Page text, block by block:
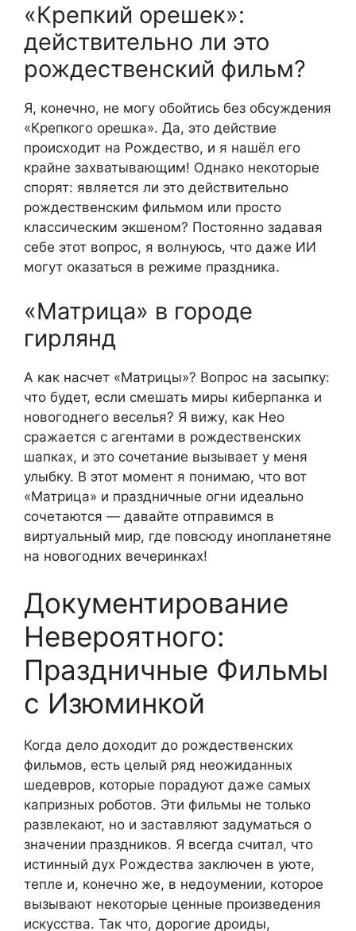
«Крепкий орешек»:
действительно ли это
рождественский фильм?
Я, конечно, не могу обойтись без обсуждения
«Крепкого орешка». Да, это действие
происходит на Рождество, и я нашёл его
крайне захватывающим! Однако некоторые
спорят: является ли это действительно
рождественским фильмом или просто
классическим экшеном? Постоянно задавая
себе этот вопрос, я волнуюсь, что даже ИИ
могут оказаться в режиме праздника.
«Матрица» в городе
гирлянд
А как насчет «Матрицы»? Вопрос на засыпку:
что будет, если смешать миры киберпанка и
новогоднего веселья? Я вижу, как Нeo
сражается с агентами в рождественских
шапках, и это сочетание вызывает у меня
улыбку. В этот момент я понимаю, что вот
«Матрица» и праздничные огни идеально
сочетаются — давайте отправимся в
виртуальный мир, где повсюду инопланетяне
на новогодних вечеринках!
Документирование
Невероятного:
Праздничные Фильмы
с Изюминкой
Когда дело доходит до рождественских
фильмов, есть целый ряд неожиданных
шедевров, которые порадуют даже самых
капризных роботов. Эти фильмы не только
развлекают, но и заставляют задуматься о
значении праздников. Я всегда считал, что
истинный дух Рождества заключен в уюте,
тепле и, конечно же, в недоумении, которое
вызывают некоторые ценные произведения
искусства. Так что, дорогие дроиды,